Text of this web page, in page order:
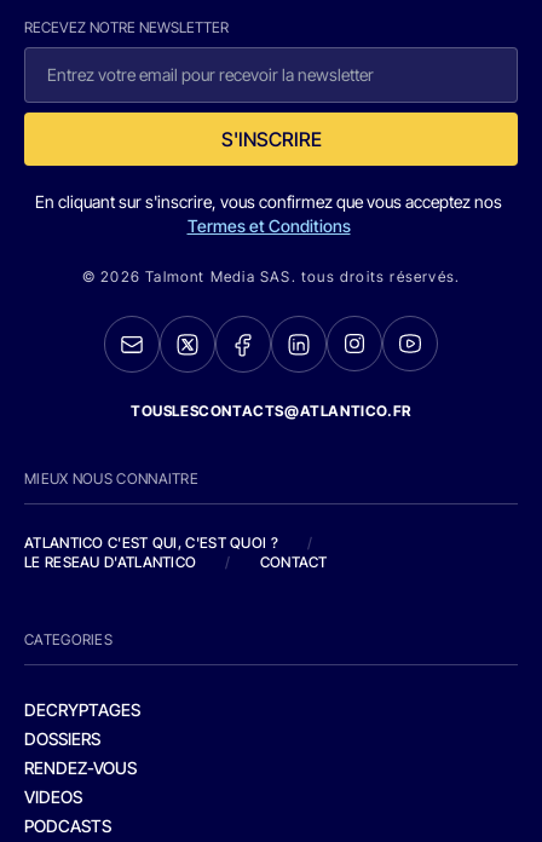
RECEVEZ NOTRE NEWSLETTER
S'INSCRIRE
En cliquant sur s'inscrire, vous confirmez que vous acceptez nos
Termes et Conditions
© 2026 Talmont Media SAS. tous droits réservés.
TOUSLESCONTACTS@ATLANTICO.FR
MIEUX NOUS CONNAITRE
ATLANTICO C'EST QUI, C'EST QUOI ?
/
LE RESEAU D'ATLANTICO
/ CONTACT
CATEGORIES
DECRYPTAGES
DOSSIERS
RENDEZ-VOUS
VIDEOS
PODCASTS